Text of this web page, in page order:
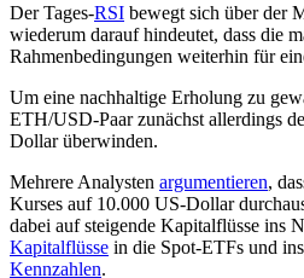
Der Tages-RSI bewegt sich über der
wiederum darauf hindeutet, dass die
Rahmenbedingungen weiterhin für
Um eine nachhaltige Erholung zu
ETH/USD-Paar zunächst allerdings
Dollar überwinden.
Mehrere Analysten argumentieren,
Kurses auf 10.000 US-Dollar
dabei auf steigende Kapitalflüsse ins
Kapitalflüsse in die Spot-ETFs und
Kennzahlen.